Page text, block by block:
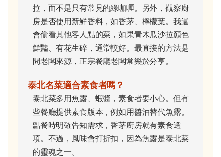
拉，而不是只有常見的綠咖喱。另外，觀察廚
房是否使用新鮮香料，如香茅、檸檬葉。我還
會偷看其他客人點的菜，如果青木瓜沙拉顏色
鮮豔、有花生碎，通常較好。最直接的方法是
問老闆來源，正宗餐廳老闆常樂於分享。
泰北名菜適合素食者嗎？
泰北菜多用魚露、蝦醬，素食者要小心。但有
些餐廳提供素食版本，例如用醬油替代魚露。
點餐時明確告知需求，香茅廚房就有素食選
項。不過，風味會打折扣，因為魚露是泰北菜
的靈魂之一。